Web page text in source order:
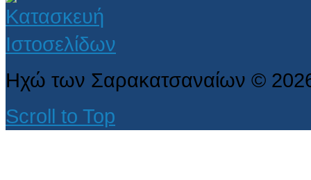
Ηχώ των Σαρακατσαναίων ©
Scroll to Top